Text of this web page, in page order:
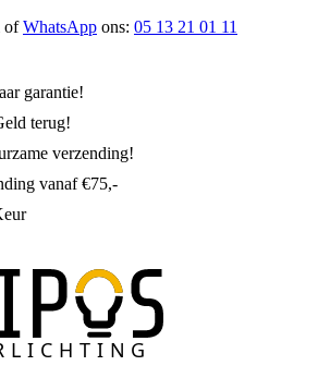
ofWhatsApp ons: 05 13 21 01 11
garantie!
terug!
verzending!
vanaf €75,-